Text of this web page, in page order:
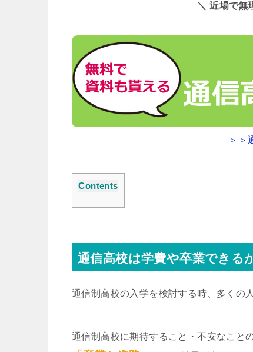
＼ 近場で無
＞＞
Contents
通信高校は学費や卒業できる
通信制高校の入学を検討する時、多くの
通信制高校に期待すること・不安なこと